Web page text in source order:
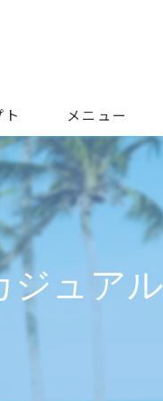
メニュー
ュア